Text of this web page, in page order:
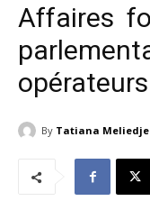
Affaires
By Tatiana Meliedje